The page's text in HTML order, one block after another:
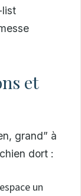
list
et
grand” à
dort :
un